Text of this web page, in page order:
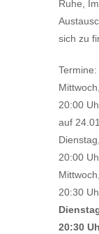
Ruhe,
sich zu
Termine:
20:00
auf 24.01.
20:00
20:30
20:30